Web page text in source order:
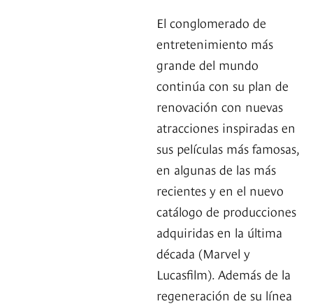
El conglomerado de
entretenimiento más
grande del mundo
continúa con su plan de
renovación con nuevas
atracciones inspiradas en
sus películas más famosas,
en algunas de las más
recientes y en el nuevo
catálogo de producciones
adquiridas en la última
década (Marvel y
Lucasfilm). Además de la
regeneración de su línea